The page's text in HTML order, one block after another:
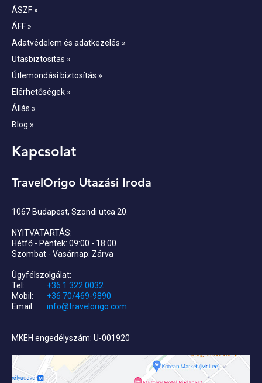
ÁSZF »
ÁFF »
Adatvédelem és adatkezelés »
Utasbiztositas »
Útlemondási biztosítás »
Elérhetőségek »
Állás »
Blog »
Kapcsolat
TravelOrigo Utazási Iroda
1067 Budapest, Szondi utca 20.
NYITVATARTÁS:
Hétfő - Péntek: 09:00 - 18:00
Szombat - Vasárnap: Zárva
Ügyfélszolgálat:
Tel:
+36 1 322 0032
Mobil:
+36 70/469-9890
Email:
info@travelorigo.com
MKEH engedélyszám: U-001920